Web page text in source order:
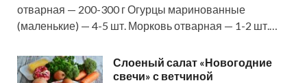
отварная — 200-300 г Огурцы маринованные
(маленькие) — 4-5 шт. Морковь отварная — 1-2 шт.…
Слоеный салат «Новогодние
свечи» с ветчиной